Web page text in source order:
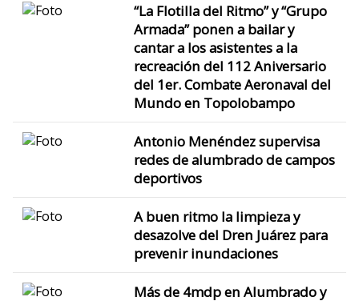
“La Flotilla del Ritmo” y “Grupo
Armada” ponen a bailar y
cantar a los asistentes a la
recreación del 112 Aniversario
del 1er. Combate Aeronaval del
Mundo en Topolobampo
Antonio Menéndez supervisa
redes de alumbrado de campos
deportivos
A buen ritmo la limpieza y
desazolve del Dren Juárez para
prevenir inundaciones
Más de 4mdp en Alumbrado y